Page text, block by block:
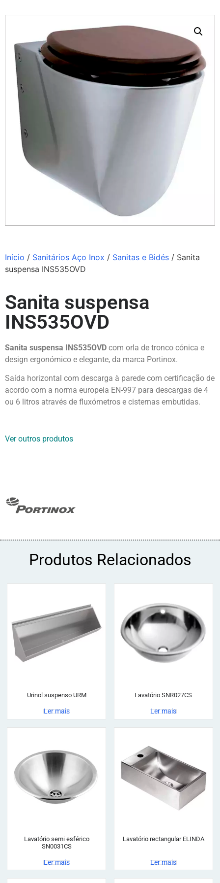
Início / Sanitários Aço Inox / Sanitas e Bidés / Sanita
suspensa INS535OVD
Sanita suspensa
INS535OVD
Sanita suspensa INS535OVD com orla de tronco cónica e
design ergonómico e elegante, da marca Portinox.
Saída horizontal com descarga à parede com certificação de
acordo com a norma europeia EN-997 para descargas de 4
ou 6 litros através de fluxómetros e cisternas embutidas.
Ver outros produtos
Produtos Relacionados
Urinol suspenso URM
Ler mais
Lavatório SNR027CS
Ler mais
Lavatório semi esférico
SN0031CS
Ler mais
Lavatório rectangular ELINDA
Ler mais